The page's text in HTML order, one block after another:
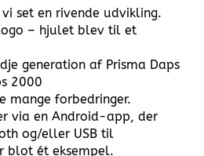
set en rivende udvikling.
– hjulet blev til et
generation af Prisma Daps
2000
mange forbedringer.
via en Android-app, der
og/eller USB til
blot ét eksempel.